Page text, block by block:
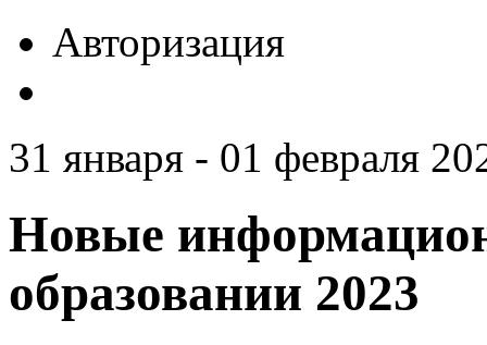
Авторизация
31 января - 01 февраля
Новые
образовании 2023